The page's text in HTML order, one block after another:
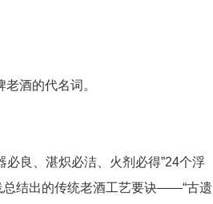
酒的代名词。
良、湛炽必洁、火剂必得”24个浮
总结出的传统老酒工艺要诀——“古遗